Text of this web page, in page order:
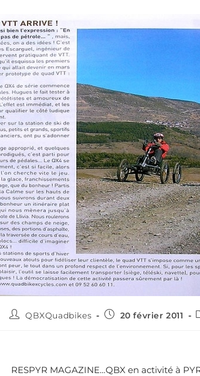
QBXQuadbikes 20 février 2011
RESPYR MAGAZINE…QBX en activité à